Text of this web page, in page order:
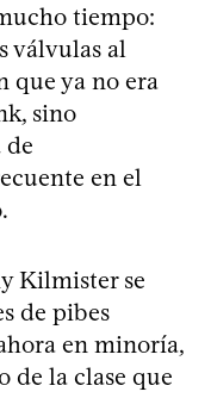
tiempo:
válvulas al
que ya no era
sino
de
en el
Kilmister se
de pibes
en minoría,
de la clase que